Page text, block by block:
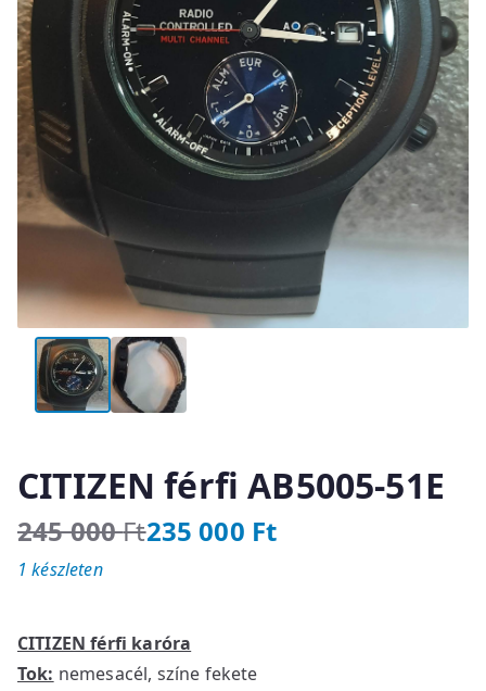
CITIZEN férfi AB5005-51E
245 000Ft
O
r
i
n
235 000 Ft
C
u
e
n
CITIZEN férfi karóra
Tok: nemesacél, színe fekete
1 készleten